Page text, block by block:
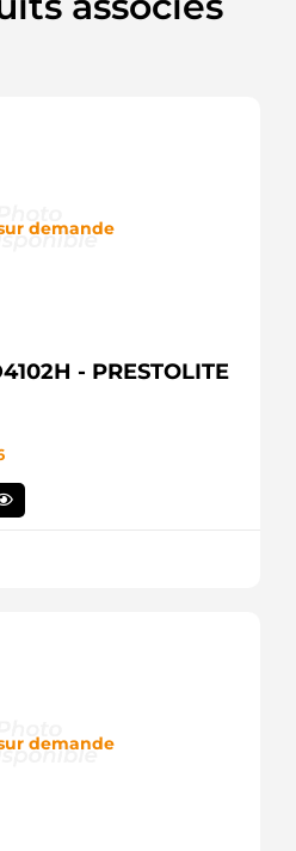
9722809135
demande
- PRESTOLITE
demande